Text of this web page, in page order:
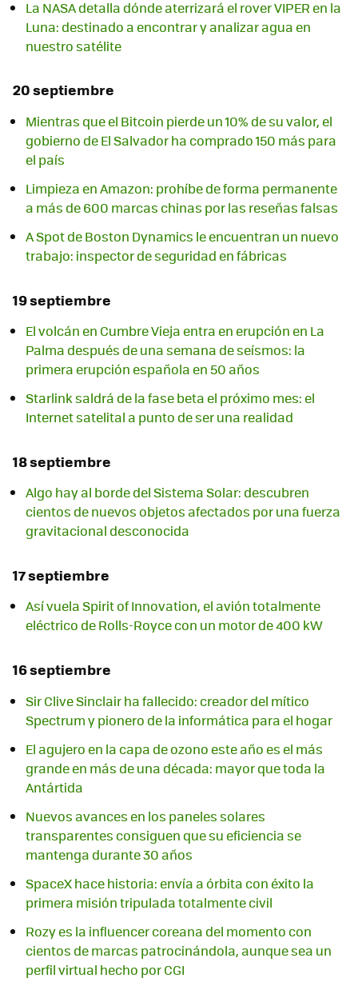
La NASA detalla dónde aterrizará el rover VIPER en la
Luna: destinado a encontrar y analizar agua en
nuestro satélite
20 septiembre
Mientras que el Bitcoin pierde un 10% de su valor, el
gobierno de El Salvador ha comprado 150 más para
el país
Limpieza en Amazon: prohíbe de forma permanente
a más de 600 marcas chinas por las reseñas falsas
A Spot de Boston Dynamics le encuentran un nuevo
trabajo: inspector de seguridad en fábricas
19 septiembre
El volcán en Cumbre Vieja entra en erupción en La
Palma después de una semana de seísmos: la
primera erupción española en 50 años
Starlink saldrá de la fase beta el próximo mes: el
Internet satelital a punto de ser una realidad
18 septiembre
Algo hay al borde del Sistema Solar: descubren
cientos de nuevos objetos afectados por una fuerza
gravitacional desconocida
17 septiembre
Así vuela Spirit of Innovation, el avión totalmente
eléctrico de Rolls-Royce con un motor de 400 kW
16 septiembre
Sir Clive Sinclair ha fallecido: creador del mítico
Spectrum y pionero de la informática para el hogar
El agujero en la capa de ozono este año es el más
grande en más de una década: mayor que toda la
Antártida
Nuevos avances en los paneles solares
transparentes consiguen que su eficiencia se
mantenga durante 30 años
SpaceX hace historia: envía a órbita con éxito la
primera misión tripulada totalmente civil
Rozy es la influencer coreana del momento con
cientos de marcas patrocinándola, aunque sea un
perfil virtual hecho por CGI